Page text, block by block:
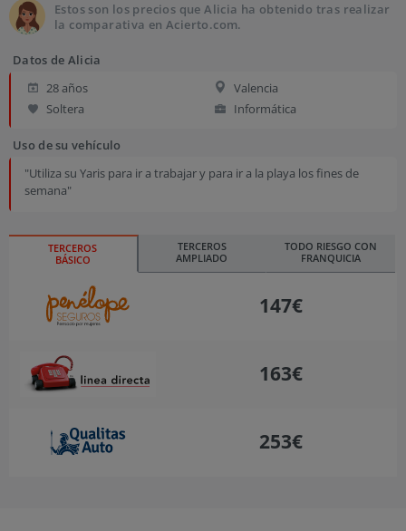
Estos son los precios que Alicia ha obtenido tras realizar
la comparativa en Acierto.com.
Datos de Alicia
28 años
Soltera
Valencia
Informática
Uso de su vehículo
"Utiliza su Yaris para ir a trabajar y para ir a la playa los fines de
semana"
TERCEROS
BÁSICO
TERCEROS
AMPLIADO
TODO RIESGO CON
FRANQUICIA
147€
163€
253€